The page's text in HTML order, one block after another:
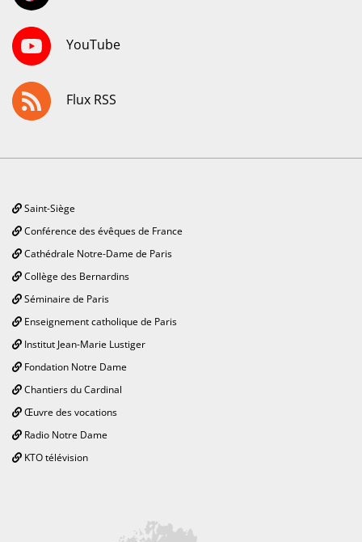
YouTube
Flux RSS
Saint-Siège
Conférence des évêques de France
Cathédrale Notre-Dame de Paris
Collège des Bernardins
Séminaire de Paris
Enseignement catholique de Paris
Institut Jean-Marie Lustiger
Fondation Notre Dame
Chantiers du Cardinal
Œuvre des vocations
Radio Notre Dame
KTO télévision